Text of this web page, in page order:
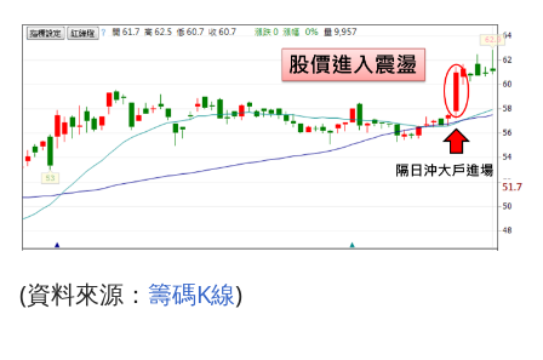
(資料來源： 籌碼K線)